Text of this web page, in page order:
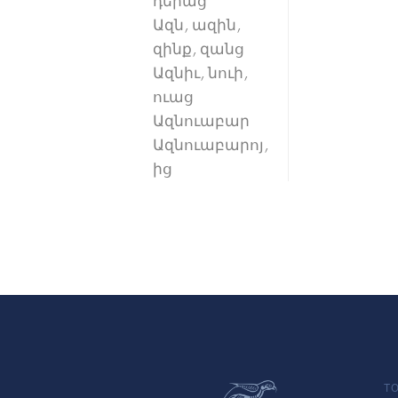
Ազն, ազին,
զինք, զանց
Ազնիւ, նուի,
ուաց
Ազնուաբար
Ազնուաբարոյ,
ից